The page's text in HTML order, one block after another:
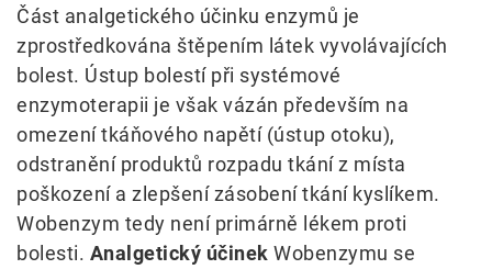
Část analgetického účinku enzymů je
zprostředkována štěpením látek vyvolávajících
bolest. Ústup bolestí při systémové
enzymoterapii je však vázán především na
omezení tkáňového napětí (ústup otoku),
odstranění produktů rozpadu tkání z místa
poškození a zlepšení zásobení tkání kyslíkem.
Wobenzym tedy není primárně lékem proti
bolesti. Analgetický účinek Wobenzymu se